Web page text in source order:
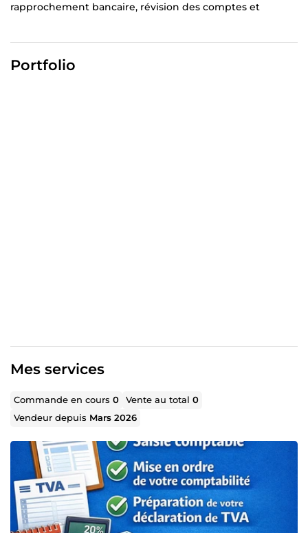
rapprochement bancaire, révision des comptes et
Je maîtrise plusieurs logiciels comptables comme Sage,
Ciel Compta, Quadra, Pennylane et Dext ainsi que les
outils bureautiques (Excel, Word, Outlook).
Portfolio
Mes services
Commande en cours0 Vente au total0
Vendeur depuis Mars 2026